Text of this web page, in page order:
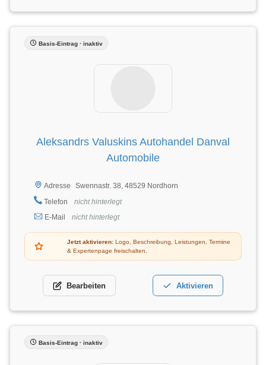
Basis-Eintrag · inaktiv
Aleksandrs Valuskins Autohandel Danval
Automobile
Adresse
Swennastr. 38, 48529 Nordhorn
Telefon
nicht hinterlegt
E-Mail
nicht hinterlegt
Jetzt aktivieren: Logo, Beschreibung, Leistungen, Termine
& Expertenpage freischalten.
Bearbeiten Aktivieren
Basis-Eintrag · inaktiv